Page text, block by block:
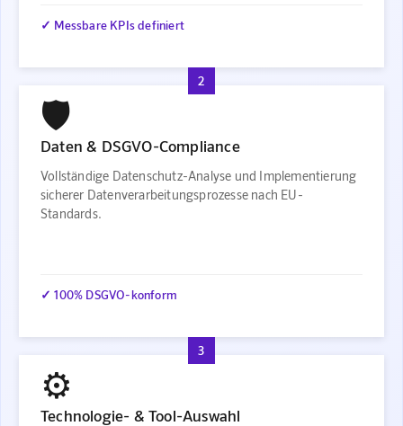
✓ Messbare KPIs definiert
2
🛡️
Daten & DSGVO-Compliance
Vollständige Datenschutz-Analyse und Implementierung
sicherer Datenverarbeitungsprozesse nach EU-
Standards.
✓ 100% DSGVO-konform
3
⚙️
Technologie- & Tool-Auswahl